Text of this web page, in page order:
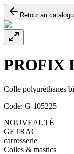
Retour au
PROFIX
Colle polyuréthanes
Code: G-105225
NOUVEAUTÉ
GETRAC
carrosserie
Colles & mastics